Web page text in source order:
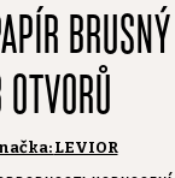
LEVIOR